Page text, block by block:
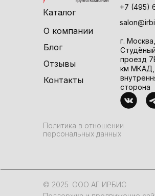
г. Москва,
Студёный
проезд
км МКАД,
сторона
Контакты
Каталог
О компании
Отзывы
Блог
Политика в отношении
персональных данных
ООО АГ ИРБИС
© 2025
+7 (495)